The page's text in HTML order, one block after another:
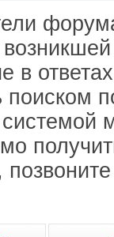
в
поиском